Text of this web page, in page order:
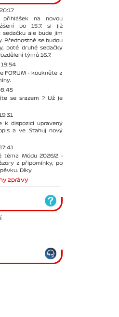
na novou
po 15.7. si již
sedačku ale bude jim
Přednostně se budou
poté druhé sedačky
týmů 16.7.
FORUM - koukněte a
se srazem ? Už je
k dispozici upravený
a ve Stahuj nový
téma Módu 2026/2 -
a připomínky, po
Díky
zprávy